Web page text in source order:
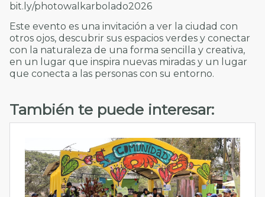
bit.ly/photowalkarbolado2026
Este evento es una invitación a ver la ciudad con
otros ojos, descubrir sus espacios verdes y conectar
con la naturaleza de una forma sencilla y creativa,
en un lugar que inspira nuevas miradas y un lugar
que conecta a las personas con su entorno.
También te puede interesar: